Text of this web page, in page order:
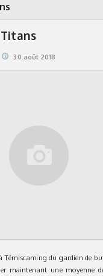
30.août 2018
du gardien de
maintenant une moyenne